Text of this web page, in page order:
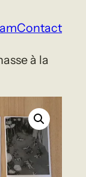
Contact
à la